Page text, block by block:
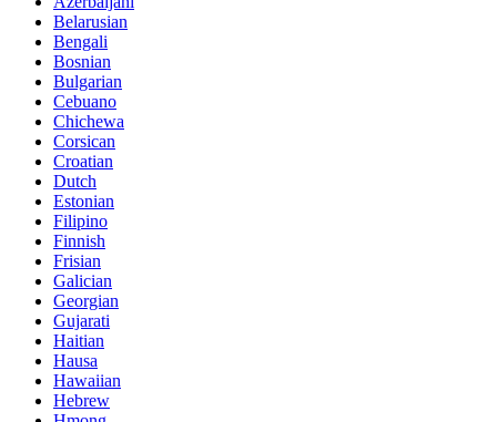
Belarusian
Bengali
Bosnian
Bulgarian
Cebuano
Chichewa
Corsican
Croatian
Dutch
Estonian
Filipino
Finnish
Frisian
Galician
Georgian
Gujarati
Haitian
Hausa
Hawaiian
Hebrew